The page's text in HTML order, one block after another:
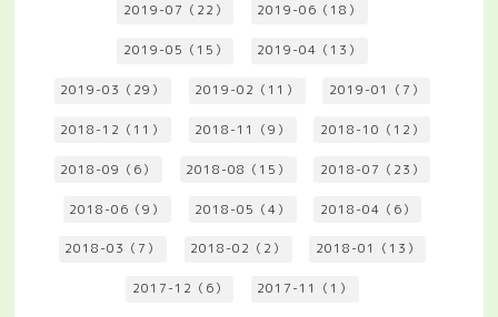
2019-07（22） 2019-06（18）
2019-05（15） 2019-04（13）
2019-03（29） 2019-02（11） 2019-01（7）
2018-12（11） 2018-11（9） 2018-10（12）
2018-09（6） 2018-08（15） 2018-07（23）
2018-06（9） 2018-05（4） 2018-04（6）
2018-03（7） 2018-02（2） 2018-01（13）
2017-12（6） 2017-11（1）